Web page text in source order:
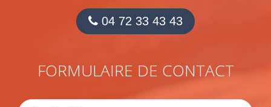
04 72 33 43 43
FORMULAIRE DE CONTACT